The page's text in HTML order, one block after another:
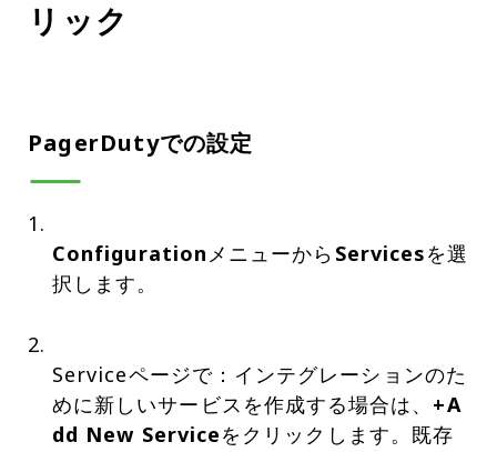
リック
PagerDutyでの設定
Configurationメニューから Servicesを選
択します。
Serviceページで：インテグレーションのた
めに新しいサービスを作成する場合は、 +A
dd New Serviceをクリックします。既存